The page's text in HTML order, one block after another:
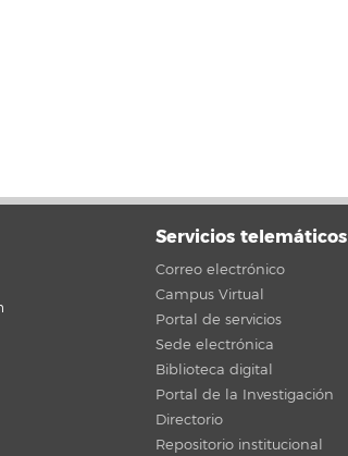
Servicios telemáticos
Correo electrónico
Campus Virtual
Portal de servicios
Sede electrónica
Biblioteca digital
Portal de la Investigación
Directorio
Repositorio institucional